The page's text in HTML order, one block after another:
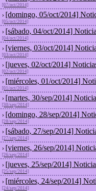
[07/oct/2014]
› [domingo, 05/oct/2014]
[05/oct/2014]
› [sábado, 04/oct/2014]
[04/oct/2014]
› [viernes, 03/oct/2014]
[03/oct/2014]
› [jueves, 02/oct/2014]
[02/oct/2014]
› [miércoles, 01/oct/2014]
[01/oct/2014]
› [martes, 30/sep/2014]
[30/sep/2014]
› [domingo, 28/sep/2014]
[28/sep/2014]
› [sábado, 27/sep/2014]
[27/sep/2014]
› [viernes, 26/sep/2014]
[26/sep/2014]
› [jueves, 25/sep/2014]
[25/sep/2014]
› [miércoles, 24/sep/2014]
[24/sep/2014]